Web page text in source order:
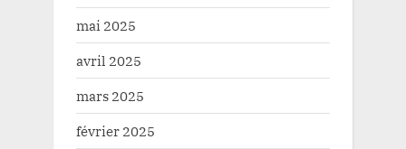
mai 2025
avril 2025
mars 2025
février 2025